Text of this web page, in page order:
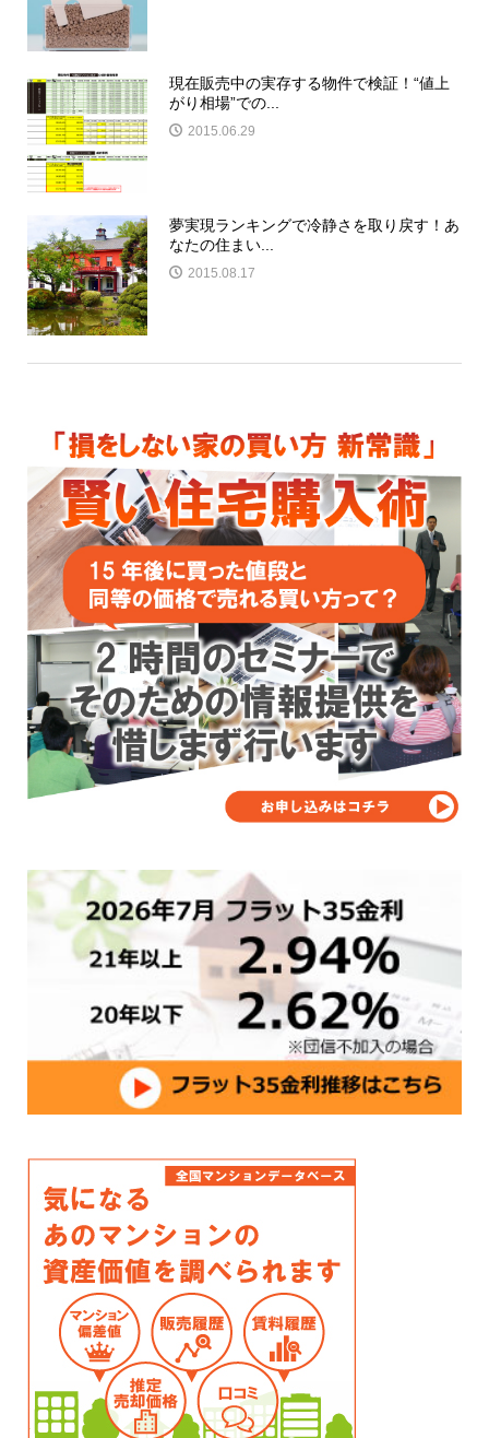
現在販売中の実存する物件で検証！“値上
がり相場”での...
2015.06.29
夢実現ランキングで冷静さを取り戻す！あ
なたの住まい...
2015.08.17